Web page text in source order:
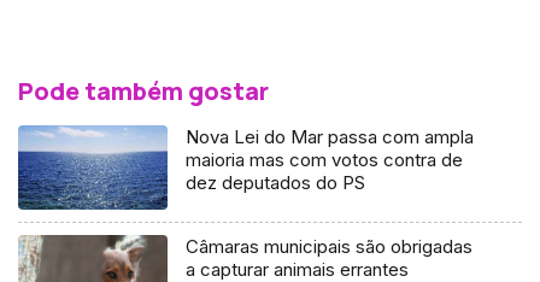
Pode também gostar
Nova Lei do Mar passa com ampla
maioria mas com votos contra de
dez deputados do PS
Câmaras municipais são obrigadas
a capturar animais errantes